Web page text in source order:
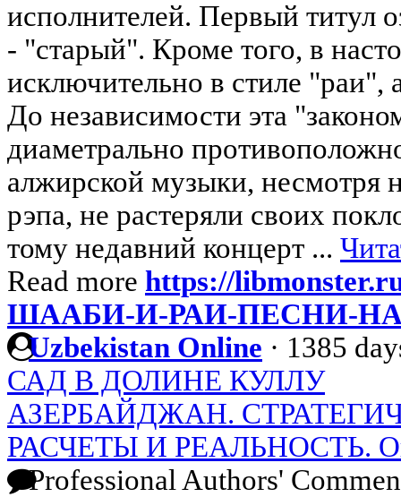
исполнителей. Первый титул
- "старый". Кроме того, в
исключительно в стиле
До независимости эта
диаметрально
алжирской музыки, несмотря
рэпа, не растеряли своих
тому недавний концерт ...
Read more https://
ШААБИ-И-РАИ-ПЕСНИ-
Uzbekistan Online · 1385
САД В ДОЛИНЕ КУЛЛУ
АЗЕРБАЙДЖАН.
РАСЧЕТЫ И РЕАЛЬНОСТЬ.
Professional Authors'